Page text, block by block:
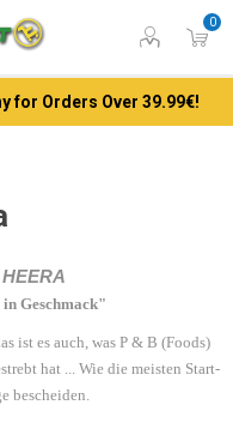
0
for Orders Over 39.99€!
Geschmack"
ist es auch, was P & B (Foods)
hat ... Wie die meisten Start-
bescheiden.